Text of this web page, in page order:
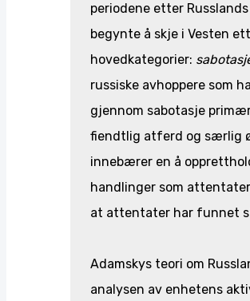
periodene etter
begynte å skje i Vesten
hovedkategorier:
russiske avhoppere som
gjennom sabotasje
fiendtlig atferd og særlig
innebærer en å
handlinger som
at attentater har funnet
Adamskys teori om
analysen av enhetens